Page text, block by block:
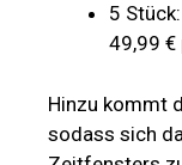
5
49,99 €
Hinzu kommt
sodass sich